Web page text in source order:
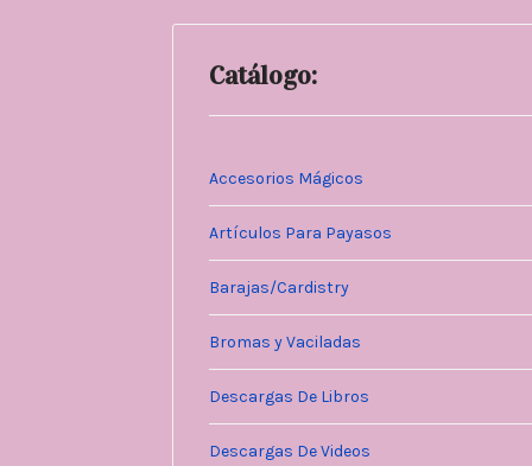
Catálogo:
Accesorios Mágicos
Artículos Para Payasos
Barajas/Cardistry
Bromas y Vaciladas
Descargas De Libros
Descargas De Videos